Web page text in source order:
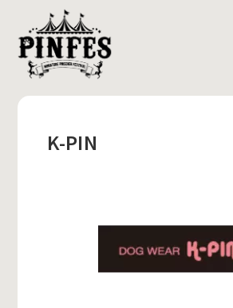
K-PIN